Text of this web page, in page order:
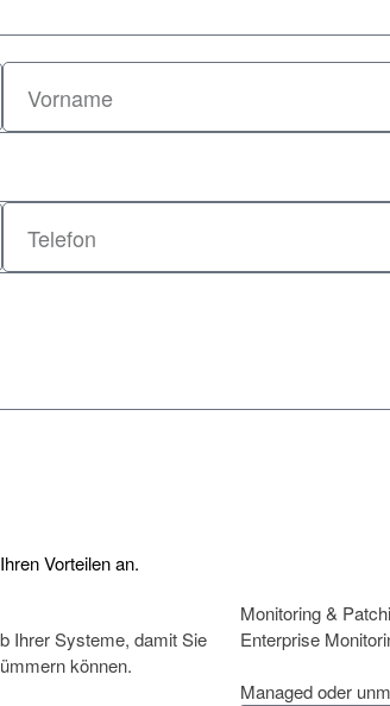
Vorteilen an.
Ihrer Systeme, damit Sie
können.
Monitoring &
Enterprise
Managed oder